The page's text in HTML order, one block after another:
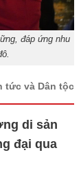
đáp ứng nhu
tức và Dân tộc
di sản
đại qua